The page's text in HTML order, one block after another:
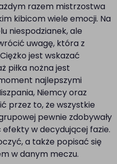
razem mistrzostwa
kibicom wiele emocji. Na
niespodzianek, ale
uwagę, która z
jest wskazać
piłka nożna jest
najlepszymi
Niemcy oraz
przez to, że wszystkie
pewnie zdobywały
w decydującej fazie.
a także popisać się
w danym meczu.